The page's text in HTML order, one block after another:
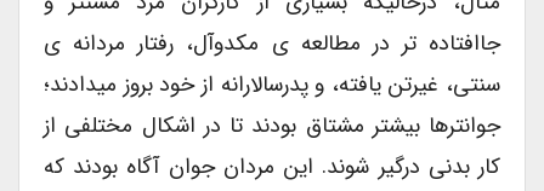
جاافتاده تر در مطالعه ی مکدوآل، رفتار مردانه ی
سنتی، غیرتن یافته، و پدرسالارانه از خود بروز میدادند؛
جوانترها بیشتر مشتاق بودند تا در اشکال مختلفی از
کار بدنی درگیر شوند. این مردان جوان آگاه بودند که